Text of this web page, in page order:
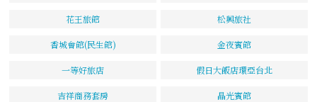
花王旅館 松興旅社
香城會館(民生館) 金夜賓館
一等好旅店 假日大飯店環亞台北
吉祥商務套房 晶光賓館